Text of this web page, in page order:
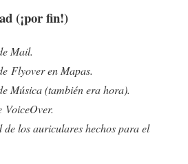
(¡por fin!)
Mail.
Flyover en Mapas.
Música (también era hora).
los auriculares hechos para el